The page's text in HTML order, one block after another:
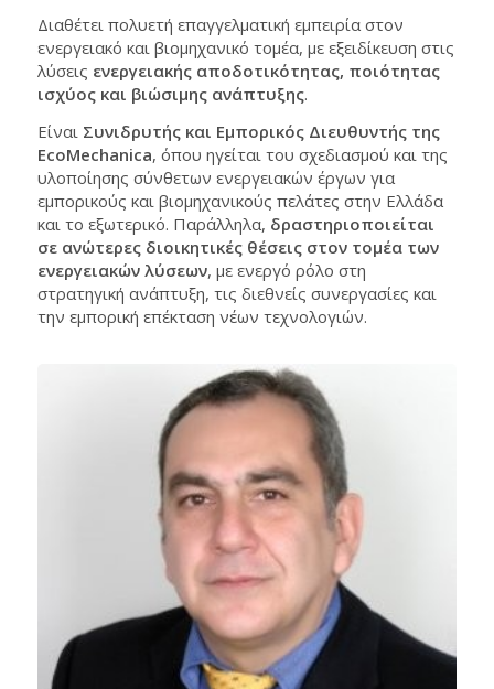
Διαθέτει πολυετή επαγγελματική εμπειρία στον
ενεργειακό και βιομηχανικό τομέα, με εξειδίκευση στις
λύσεις ενεργειακής αποδοτικότητας, ποιότητας
ισχύος και βιώσιμης ανάπτυξης.
Είναι Συνιδρυτής και Εμπορικός Διευθυντής της
EcoMechanica, όπου ηγείται του σχεδιασμού και της
υλοποίησης σύνθετων ενεργειακών έργων για
εμπορικούς και βιομηχανικούς πελάτες στην Ελλάδα
και το εξωτερικό. Παράλληλα, δραστηριοποιείται
σε ανώτερες διοικητικές θέσεις στον τομέα των
ενεργειακών λύσεων, με ενεργό ρόλο στη
στρατηγική ανάπτυξη, τις διεθνείς συνεργασίες και
την εμπορική επέκταση νέων τεχνολογιών.